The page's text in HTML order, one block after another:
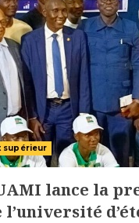
supérieur
lance la